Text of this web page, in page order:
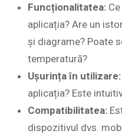
Funcționalitatea:
aplicația? Are un
și diagrame? Poate
temperatură?
Ușurința în utilizare:
aplicația? Este
Compatibilitatea:
dispozitivul dvs.